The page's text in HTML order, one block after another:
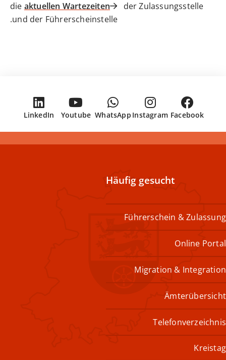
die aktuellen Wartezeiten
der Zulassungsstelle
und der Führerscheinstelle.
Facebook
Instagram
WhatsApp
Youtube
LinkedIn
Häufig gesucht
Führerschein & Zulassung
Online Portal
Migration & Integration
Ämterübersicht
Telefonverzeichnis
Kreistag